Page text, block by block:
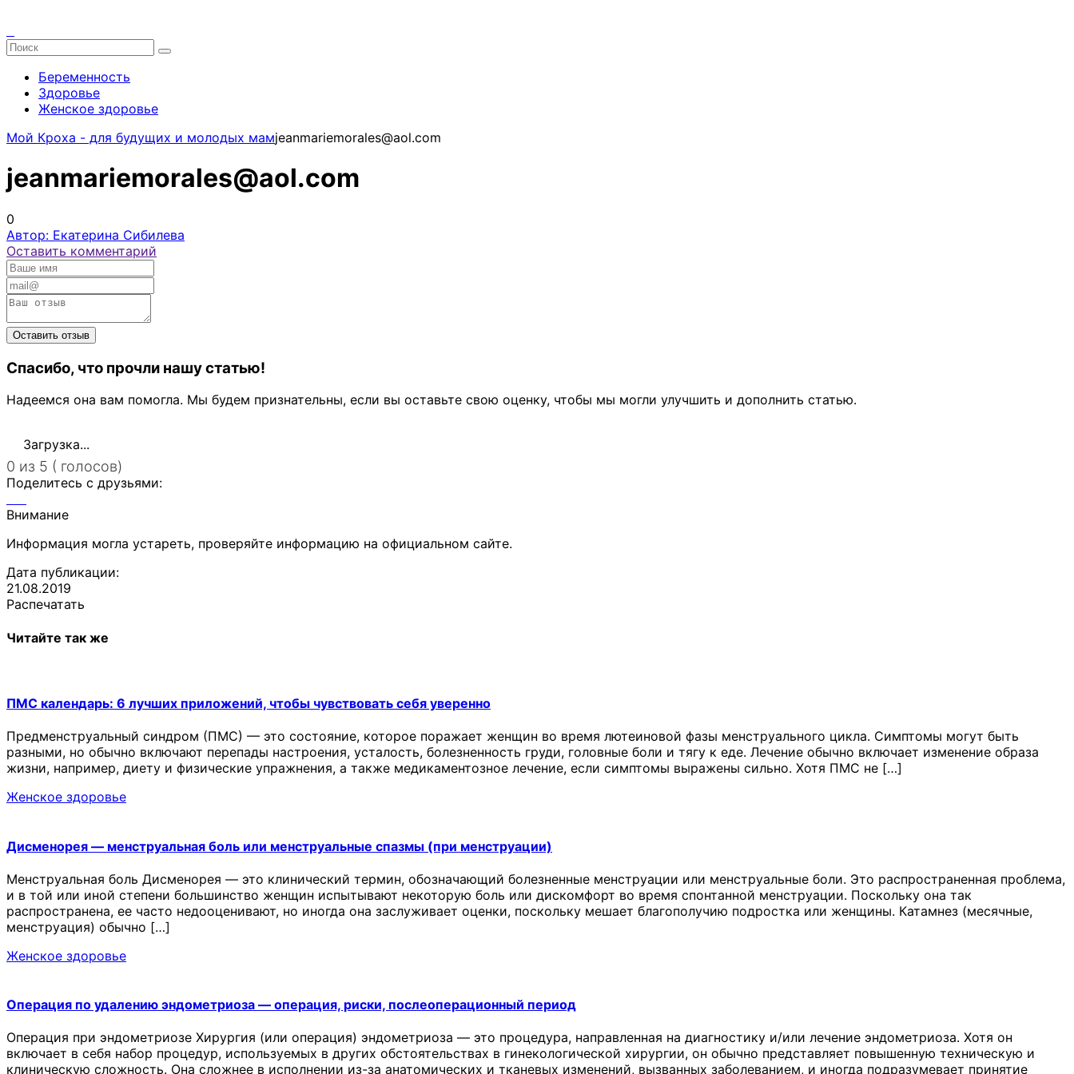
Беременность
Здоровье
Женское здоровье
Мой Кроха - для будущих и молодых мамjeanmariemorales@aol.com
jeanmariemorales@aol.com
0
Автор: Екатерина Сибилева
Оставить комментарий
Спасибо, что прочли нашу статью!
Надеемся она вам помогла. Мы будем признательны, если вы оставьте свою оценку, чтобы мы могли улучшить и дополнить статью.
Загрузка...
0 из 5 ( голосов)
Поделитесь с друзьями:
Внимание
Информация могла устареть, проверяйте информацию на официальном сайте.
Дата публикации:
21.08.2019
Распечатать
Читайте так же
ПМС календарь: 6 лучших приложений, чтобы чувствовать себя уверенно
Предменструальный синдром (ПМС) — это состояние, которое поражает женщин во время лютеиновой фазы менструального цикла. Симптомы могут быть
разными, но обычно включают перепады настроения, усталость, болезненность груди, головные боли и тягу к еде. Лечение обычно включает изменение образа
жизни, например, диету и физические упражнения, а также медикаментозное лечение, если симптомы выражены сильно. Хотя ПМС не […]
Женское здоровье
Дисменорея — менструальная боль или менструальные спазмы (при менструации)
Менструальная боль Дисменорея — это клинический термин, обозначающий болезненные менструации или менструальные боли. Это распространенная проблема,
и в той или иной степени большинство женщин испытывают некоторую боль или дискомфорт во время спонтанной менструации. Поскольку она так
распространена, ее часто недооценивают, но иногда она заслуживает оценки, поскольку мешает благополучию подростка или женщины. Катамнез (месячные,
менструация) обычно […]
Женское здоровье
Операция по удалению эндометриоза — операция, риски, послеоперационный период
Операция при эндометриозе Хирургия (или операция) эндометриоза — это процедура, направленная на диагностику и/или лечение эндометриоза. Хотя он
включает в себя набор процедур, используемых в других обстоятельствах в гинекологической хирургии, он обычно представляет повышенную техническую и
клиническую сложность. Она сложнее в исполнении из-за анатомических и тканевых изменений, вызванных заболеванием, и иногда подразумевает принятие